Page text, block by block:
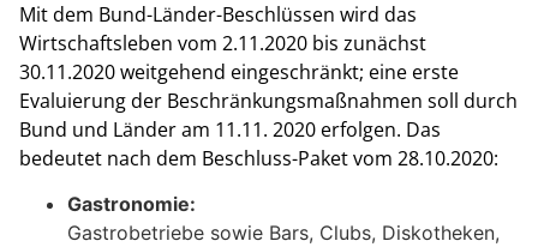
Mit dem Bund-Länder-Beschlüssen wird das
Wirtschaftsleben vom 2.11.2020 bis zunächst
30.11.2020 weitgehend eingeschränkt; eine erste
Evaluierung der Beschränkungsmaßnahmen soll durch
Bund und Länder am 11.11. 2020 erfolgen. Das
bedeutet nach dem Beschluss-Paket vom 28.10.2020:
Gastronomie:
Gastrobetriebe sowie Bars, Clubs, Diskotheken,